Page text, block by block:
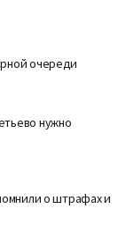
очереди
нужно
о штрафах и